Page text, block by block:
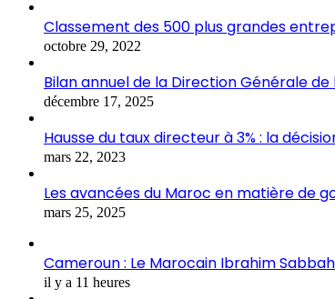
Classement des 500 plus grandes
octobre 29, 2022
Bilan annuel de la Direction Générale
décembre 17, 2025
Hausse du taux directeur à 3% : la
mars 22, 2023
Les avancées du Maroc en matière de
mars 25, 2025
Cameroun : Le Marocain Ibrahim
il y a 11 heures